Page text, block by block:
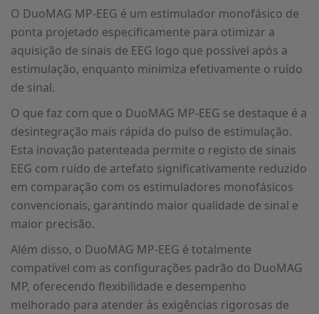
O DuoMAG MP-EEG é um estimulador monofásico de
ponta projetado especificamente para otimizar a
aquisição de sinais de EEG logo que possível após a
estimulação, enquanto minimiza efetivamente o ruído
de sinal.
O que faz com que o DuoMAG MP-EEG se destaque é a
desintegração mais rápida do pulso de estimulação.
Esta inovação patenteada permite o registo de sinais
EEG com ruído de artefato significativamente reduzido
em comparação com os estimuladores monofásicos
convencionais, garantindo maior qualidade de sinal e
maior precisão.
Além disso, o DuoMAG MP-EEG é totalmente
compatível com as configurações padrão do DuoMAG
MP, oferecendo flexibilidade e desempenho
melhorado para atender às exigências rigorosas de